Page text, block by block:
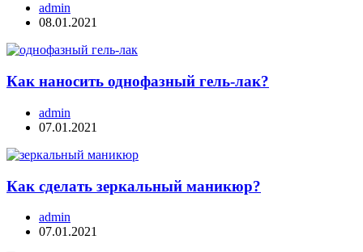
admin
08.01.2021
Как наносить однофазный гель-лак?
admin
07.01.2021
Как сделать зеркальный маникюр?
admin
07.01.2021